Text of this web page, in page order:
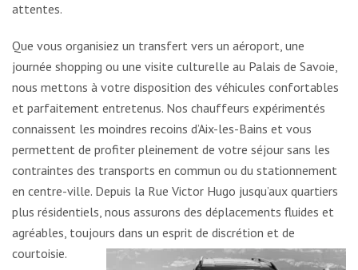
attentes.
Que vous organisiez un transfert vers un aéroport, une
journée shopping ou une visite culturelle au Palais de Savoie,
nous mettons à votre disposition des véhicules confortables
et parfaitement entretenus. Nos chauffeurs expérimentés
connaissent les moindres recoins d’Aix-les-Bains et vous
permettent de profiter pleinement de votre séjour sans les
contraintes des transports en commun ou du stationnement
en centre-ville. Depuis la Rue Victor Hugo jusqu’aux quartiers
plus résidentiels, nous assurons des déplacements fluides et
agréables, toujours dans un esprit de discrétion et de
courtoisie.